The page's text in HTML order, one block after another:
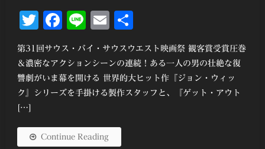
Twitter
Facebook
LineEmail
第31回サウス・バイ・サウスウエスト映画祭 観客賞受賞圧巻
＆濃密なアクションシーンの連続！ある一人の男の壮絶な復
讐劇がいま幕を開ける 世界的大ヒット作『ジョン・ウィッ
ク』シリーズを手掛ける製作スタッフと、『ゲット・アウト
[…]
Continue Reading